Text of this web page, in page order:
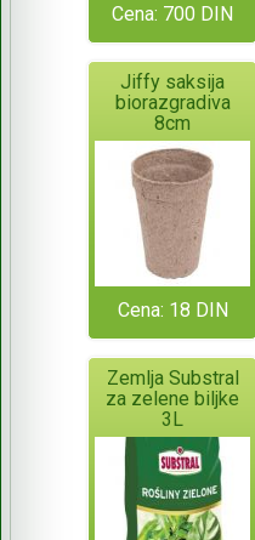
Cena: 700 DIN
Jiffy saksija
biorazgradiva
8cm
Cena: 18 DIN
Zemlja Substral
za zelene biljke
3L